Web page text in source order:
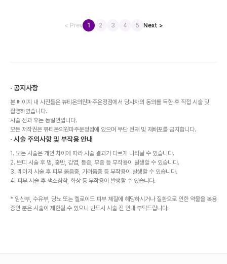
< Prev 1 2 3 4 5 Next >
· 공지사항
본 페이지 내 사진들은 뷰티온의원파주운정점에서 당사자의 동의를 득한 후 직접 시술 및
촬영하였습니다.
시술 전과 후는 동일인입니다.
모든 저작권은 뷰티온의원파주운정점에 있으며 무단 전재 및 재배포를 금지합니다.
· 시술 주의사항 및 부작용 안내
1. 모든 시술은 개인 차이에 따라 시술 결과가 다르게 나타날 수 있습니다.
2. 쁘띠 시술 후 멍, 홍반, 감염, 통증, 부종 등 부작용이 발생할 수 있습니다.
3. 레이저 시술 후 피부 붉음증, 가려움증 등 부작용이 발생할 수 있습니다.
4. 피부 시술 후 색소침착, 화상 등 부작용이 발생할 수 있습니다.
* 임산부, 수유부, 당뇨 또는 켈로이드 피부 체질에 해당하시거나 질환으로 인한 약물을 복용
중인 분은 시술이 제한될 수 있으니 반드시 시술 전 안내 부탁드립니다.